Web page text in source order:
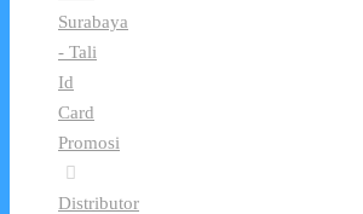
Surabaya
- Tali
Id
Card
Promosi
Distributor